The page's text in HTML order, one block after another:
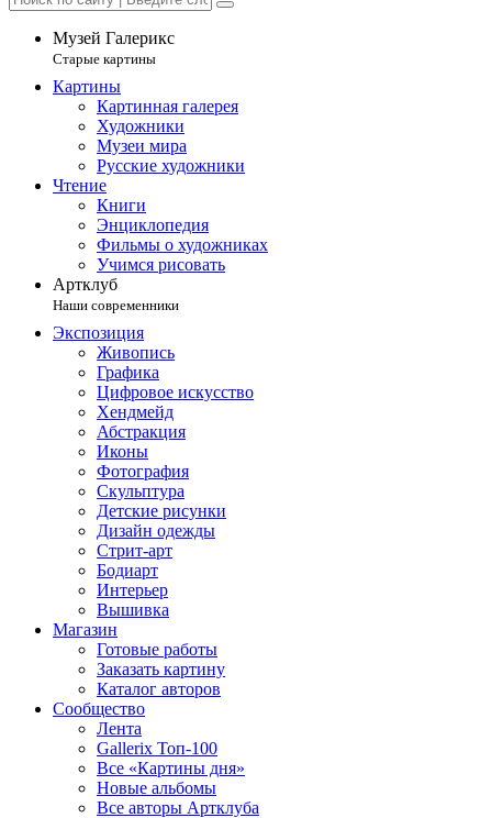
Музей Галерикс
Старые картины
Картины
Картинная галерея
Художники
Музеи мира
Русские художники
Чтение
Книги
Энциклопедия
Фильмы о художниках
Учимся рисовать
Артклуб
Наши современники
Экспозиция
Живопись
Графика
Цифровое искусство
Хендмейд
Абстракция
Иконы
Фотография
Скульптура
Детские рисунки
Дизайн одежды
Стрит-арт
Бодиарт
Интерьер
Вышивка
Магазин
Готовые работы
Заказать картину
Каталог авторов
Сообщество
Лента
Gallerix Топ-100
Все «Картины дня»
Новые альбомы
Все авторы Артклуба